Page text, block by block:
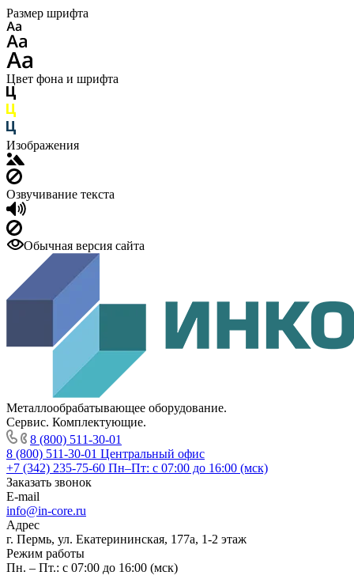
Размер шрифта
Цвет фона и шрифта
Изображения
Озвучивание текста
Обычная версия сайта
Металлообрабатывающее оборудование.
Сервис. Комплектующие.
8 (800) 511-30-01
8 (800) 511-30-01 Центральный офис
+7 (342) 235-75-60 Пн–Пт: с 07:00 до 16:00 (мск)
Заказать звонок
E-mail
info@in-core.ru
Адрес
г. Пермь, ул. ​Екатерининская, 177а, ​1-2 этаж
Режим работы
Пн. – Пт.: с 07:00 до 16:00 (мск)